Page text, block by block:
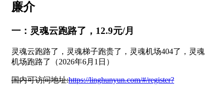
廉介
一：灵魂云跑路了，12.9元/月
灵魂云跑路了，灵魂梯子跑贵了，灵魂机场404了，灵魂
机场跑路了（2026年6月1日）
国内可访问地址:https://linghunyun.com/#/register?